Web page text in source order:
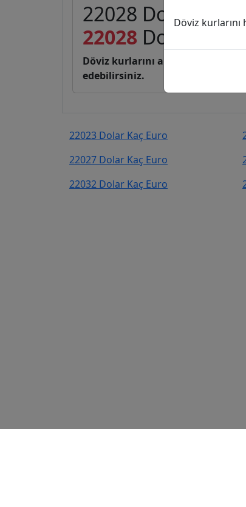
22028 Dolar
22028 Dolar
Döviz kurlarını anlık, canlı,
edebilirsiniz.
22023 Dolar Kaç Euro
22027 Dolar Kaç Euro
22032 Dolar Kaç Euro
Döviz